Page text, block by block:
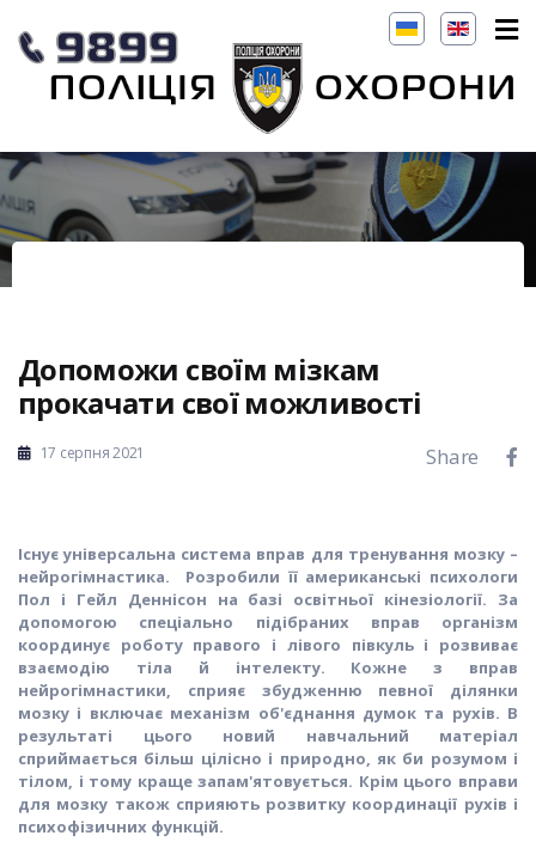
Допоможи своїм мізкам
прокачати свої можливості
17 серпня 2021 Share
Існує універсальна система вправ для тренування мозку –
нейрогімнастика. Розробили її американські психологи
Пол і Гейл Деннісон на базі освітньої кінезіології. За
допомогою спеціально підібраних вправ організм
координує роботу правого і лівого півкуль і розвиває
взаємодію тіла й інтелекту. Кожне з вправ
нейрогімнастики, сприяє збудженню певної ділянки
мозку і включає механізм об'єднання думок та рухів. В
результаті цього новий навчальний матеріал
сприймається більш цілісно і природно, як би розумом і
тілом, і тому краще запам'ятовується. Крім цього вправи
для мозку також сприяють розвитку координації рухів і
психофізичних функцій.